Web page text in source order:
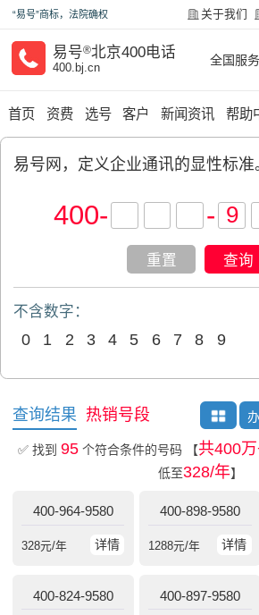
“易号”商标，法院确权 关于我们
易号®北京400电话
400.bj.cn
全国服
首页 资费 选号 客户 新闻资讯 帮助
易号网，定义企业通讯的显性标准
400- -
重置 查询
不含数字：
0 1 2 3 4 5 6 7 8 9
查询结果 热销号段
✅ 找到 95个符合条件的号码 【共400
低至328/年】
400-964-9580
详情
328元/年
400-898-9580
详情
1288元/年
400-824-9580 400-897-9580